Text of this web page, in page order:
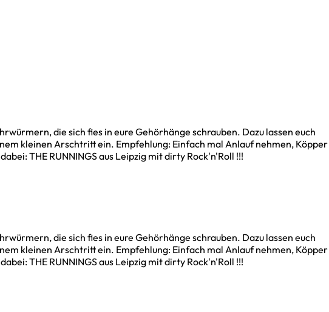
die sich fies in eure Gehörhänge schrauben. Dazu lassen euch
kleinen Arschtritt ein. Empfehlung: Einfach mal Anlauf nehmen, Köpper
THE RUNNINGS aus Leipzig mit dirty Rock'n'Roll !!!
die sich fies in eure Gehörhänge schrauben. Dazu lassen euch
kleinen Arschtritt ein. Empfehlung: Einfach mal Anlauf nehmen, Köpper
THE RUNNINGS aus Leipzig mit dirty Rock'n'Roll !!!